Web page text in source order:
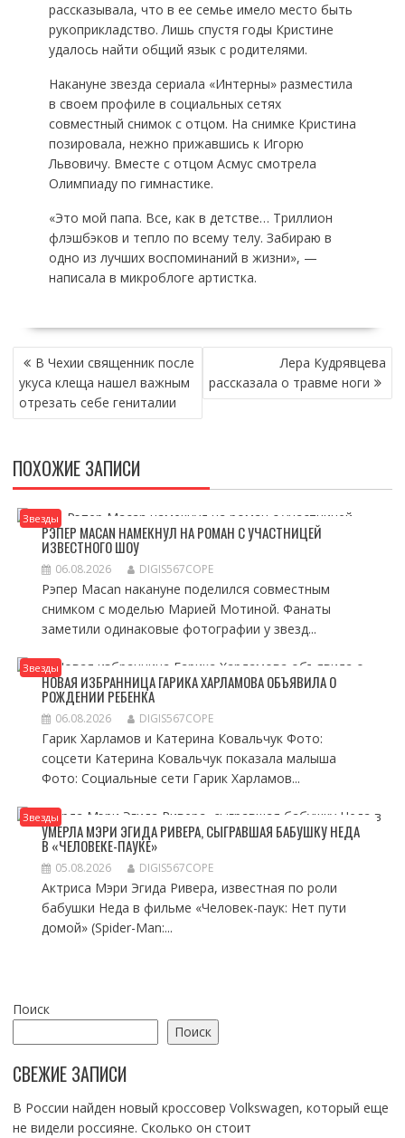
рассказывала, что в ее семье имело место быть
рукоприкладство. Лишь спустя годы Кристине
удалось найти общий язык с родителями.
Накануне звезда сериала «Интерны» разместила
в своем профиле в социальных сетях
совместный снимок с отцом. На снимке Кристина
позировала, нежно прижавшись к Игорю
Львовичу. Вместе с отцом Асмус смотрела
Олимпиаду по гимнастике.
«Это мой папа. Все, как в детстве… Триллион
флэшбэков и тепло по всему телу. Забираю в
одно из лучших воспоминаний в жизни», —
написала в микроблоге артистка.
НАВИГАЦИЯ
ПО
ЗАПИСЯМ
В Чехии священник после
укуса клеща нашел важным
отрезать себе гениталии
Лера Кудрявцева
рассказала о травме ноги
ПОХОЖИЕ ЗАПИСИ
Звезды
РЭПЕР MACAN НАМЕКНУЛ НА РОМАН С УЧАСТНИЦЕЙ
ИЗВЕСТНОГО ШОУ
06.08.2026 DIGIS567COPE
Рэпер Macan накануне поделился совместным
снимком с моделью Марией Мотиной. Фанаты
заметили одинаковые фотографии у звезд...
Звезды
НОВАЯ ИЗБРАННИЦА ГАРИКА ХАРЛАМОВА ОБЪЯВИЛА О
РОЖДЕНИИ РЕБЕНКА
06.08.2026 DIGIS567COPE
Гарик Харламов и Катерина Ковальчук Фото:
соцсети Катерина Ковальчук показала малыша
Фото: Социальные сети Гарик Харламов...
Звезды
УМЕРЛА МЭРИ ЭГИДА РИВЕРА, СЫГРАВШАЯ БАБУШКУ НЕДА
В «ЧЕЛОВЕКЕ-ПАУКЕ»
05.08.2026 DIGIS567COPE
Актриса Мэри Эгида Ривера, известная по роли
бабушки Неда в фильме «Человек-паук: Нет пути
домой» (Spider-Man:...
Поиск
Поиск
СВЕЖИЕ ЗАПИСИ
В России найден новый кроссовер Volkswagen, который еще
не видели россияне. Сколько он стоит